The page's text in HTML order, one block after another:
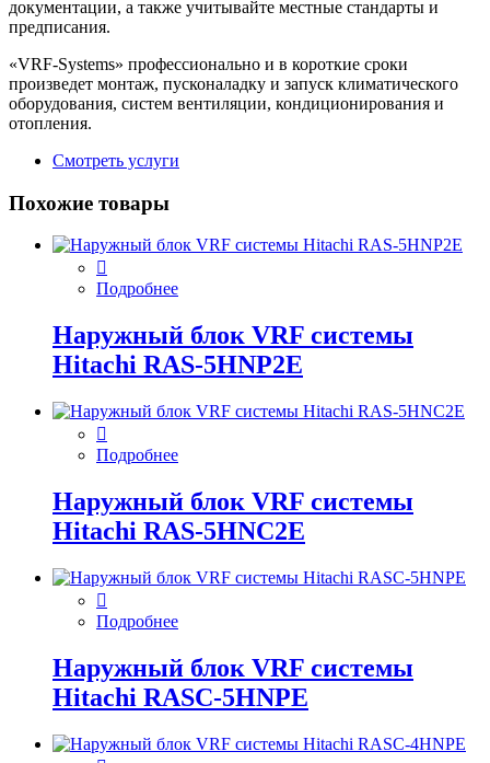
документации, а также учитывайте местные стандарты и
предписания.
«VRF-Systems» профессионально и в короткие сроки
произведет монтаж, пусконаладку и запуск климатического
оборудования, систем вентиляции, кондиционирования и
отопления.
Смотреть услуги
Похожие товары
Подробнее
Наружный блок VRF системы
Hitachi RAS-5HNP2E
Подробнее
Наружный блок VRF системы
Hitachi RAS-5HNC2E
Подробнее
Наружный блок VRF системы
Hitachi RASC-5HNPE